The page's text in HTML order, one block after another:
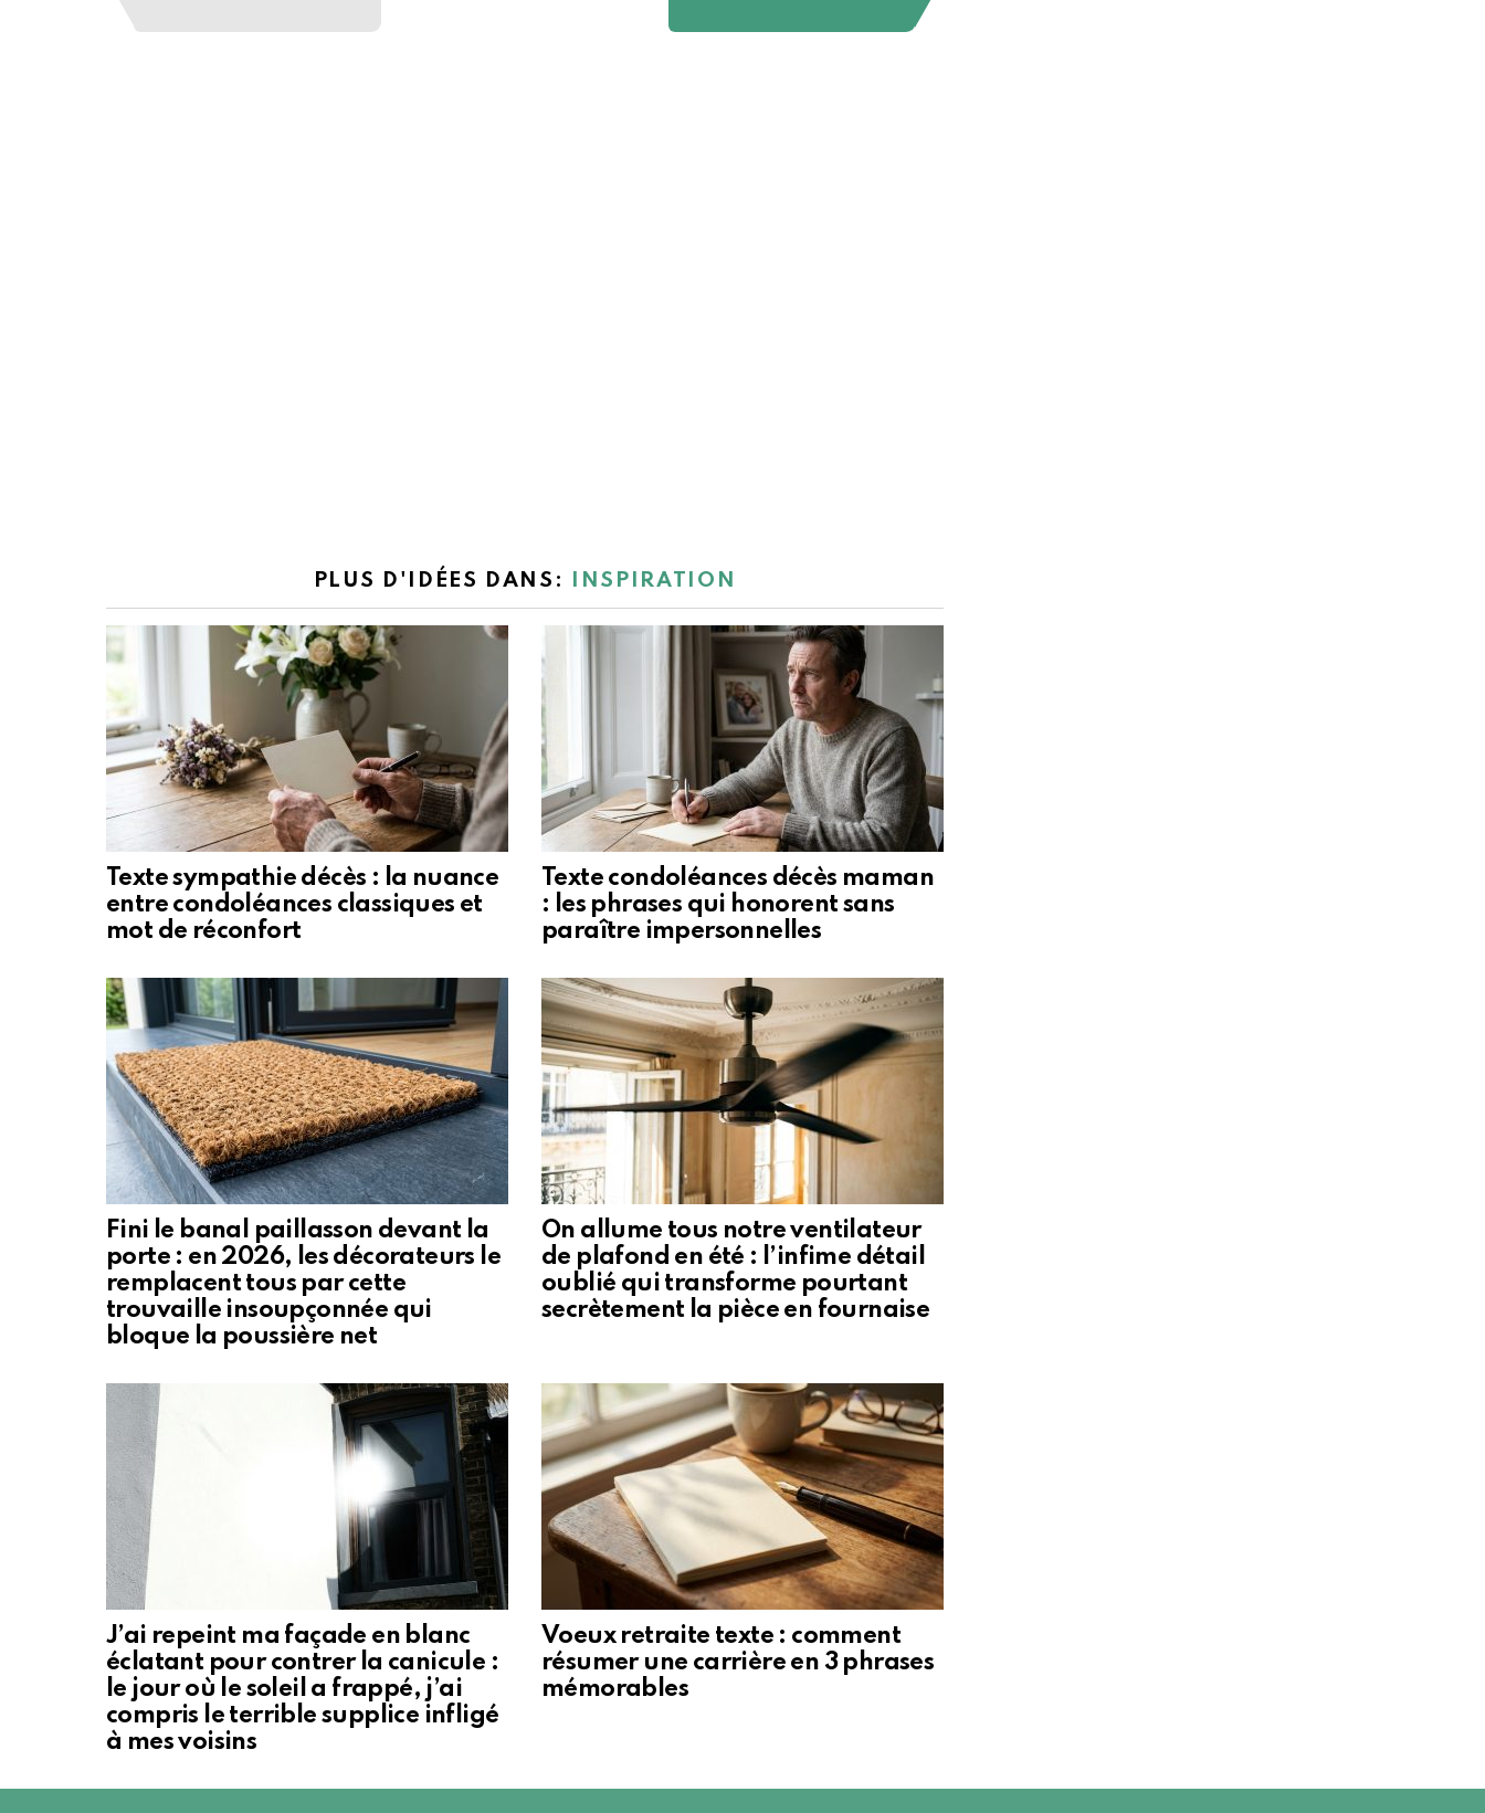
PLUS D'IDÉES DANS: INSPIRATION
Texte sympathie décès : la nuance
entre condoléances classiques et
mot de réconfort
Texte condoléances décès maman
: les phrases qui honorent sans
paraître impersonnelles
Fini le banal paillasson devant la
porte : en 2026, les décorateurs le
remplacent tous par cette
trouvaille insoupçonnée qui
bloque la poussière net
On allume tous notre ventilateur
de plafond en été : l’infime détail
oublié qui transforme pourtant
secrètement la pièce en fournaise
J’ai repeint ma façade en blanc
éclatant pour contrer la canicule :
le jour où le soleil a frappé, j’ai
compris le terrible supplice infligé
à mes voisins
Voeux retraite texte : comment
résumer une carrière en 3 phrases
mémorables